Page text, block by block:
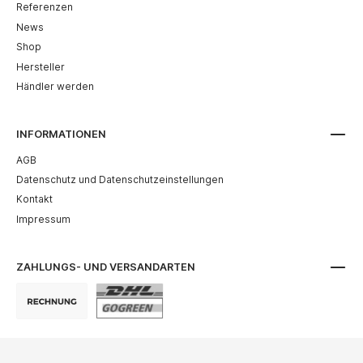
Referenzen
News
Shop
Hersteller
Händler werden
INFORMATIONEN
AGB
Datenschutz und Datenschutzeinstellungen
Kontakt
Impressum
ZAHLUNGS- UND VERSANDARTEN